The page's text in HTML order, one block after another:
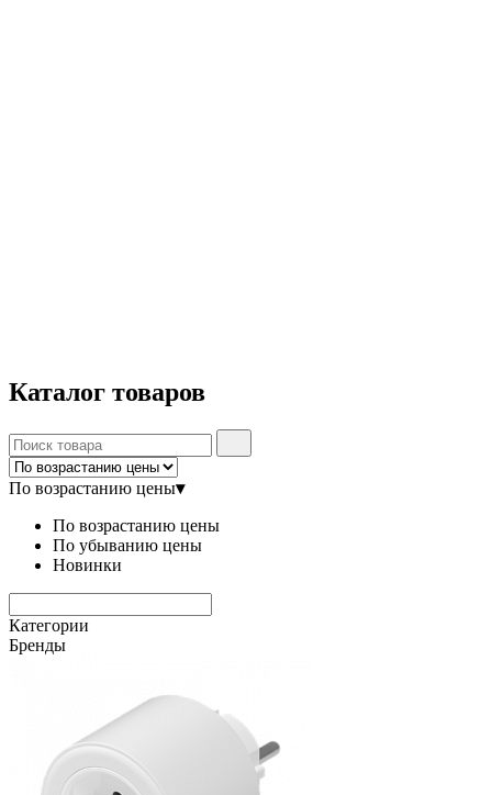
Каталог товаров
По возрастанию цены▾
По возрастанию цены
По убыванию цены
Новинки
Категории
Бренды